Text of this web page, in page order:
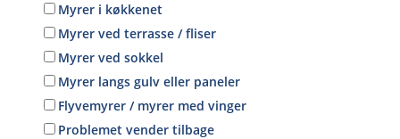
Myrer i køkkenet
Myrer ved terrasse / fliser
Myrer ved sokkel
Myrer langs gulv eller paneler
Flyvemyrer / myrer med vinger
Problemet vender tilbage